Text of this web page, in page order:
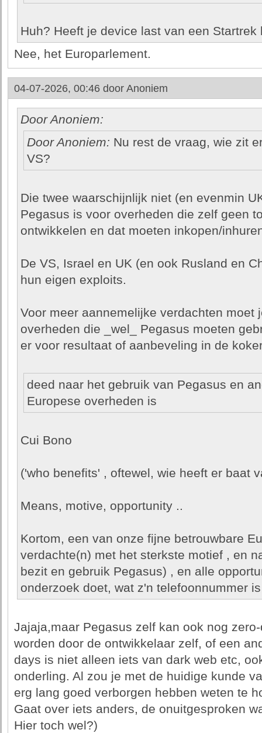
Huh? Heeft je device last van een Startrek
Nee, het Europarlement.
04-07-2026, 00:46 door Anoniem
Door Anoniem:
Door Anoniem: Nu rest de vraag, wie zit
VS?
Die twee waarschijnlijk niet (en evenmin
Pegasus is voor overheden die zelf geen
ontwikkelen en dat moeten inkopen/
De VS, Israel en UK (en ook Rusland en
hun eigen exploits.
Voor meer aannemelijke verdachten moet
overheden die _wel_ Pegasus moeten
er voor resultaat of aanbeveling in de
deed naar het gebruik van Pegasus en
Europese overheden is
Cui Bono
('who benefits' , oftewel, wie heeft er baat
Means, motive, opportunity ..
Kortom, een van onze fijne betrouwbare
verdachte(n) met het sterkste motief , en
bezit en gebruik Pegasus) , en alle
onderzoek doet, wat z'n telefoonnummer
Jajaja,maar Pegasus zelf kan ook nog
worden door de ontwikkelaar zelf, of een
days is niet alleen iets van dark web etc,
onderling. Al zou je met de huidige kunde
erg lang goed verborgen hebben weten te
Gaat over iets anders, de onuitgesproken
Hier toch wel?)